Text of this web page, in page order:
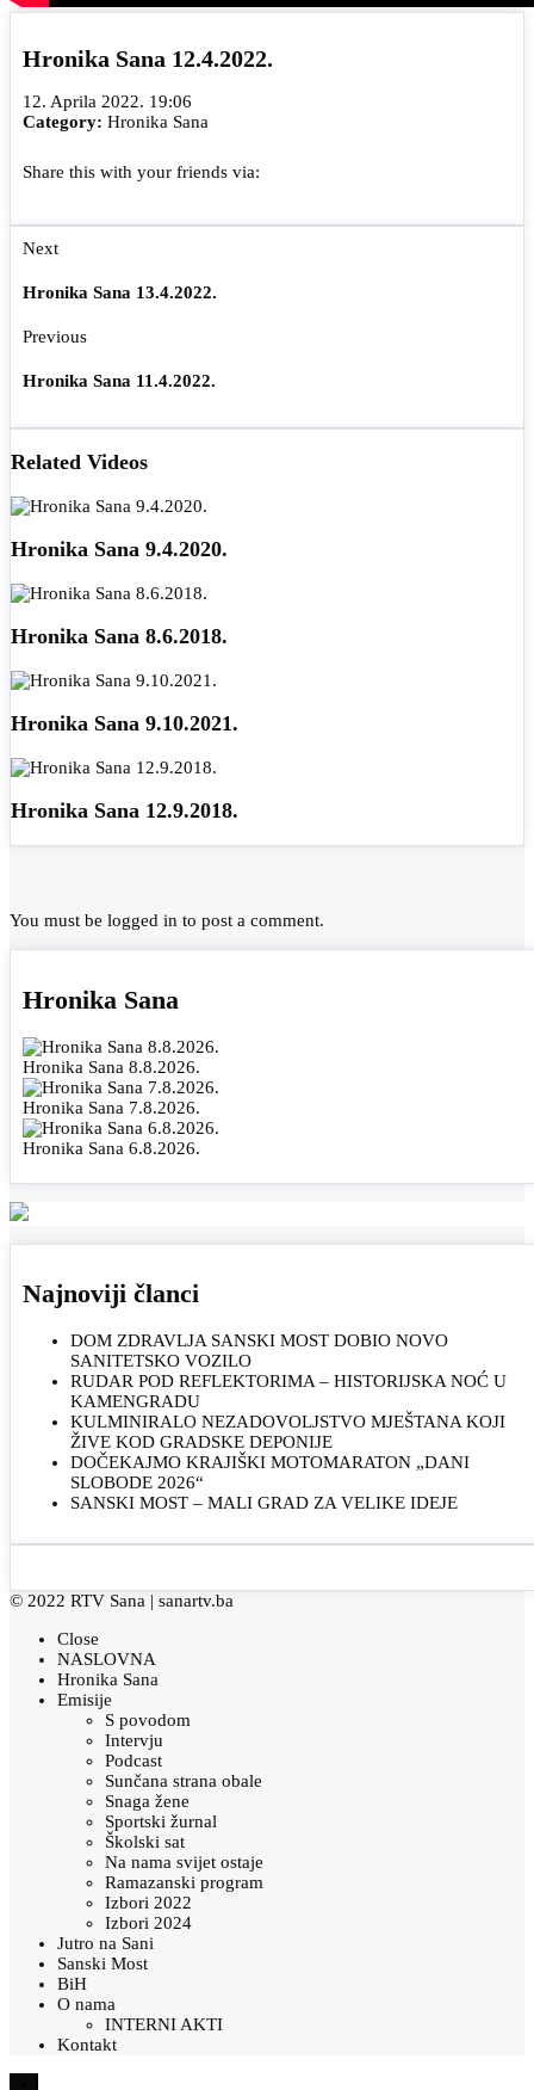
Hronika Sana 12.4.2022.
12. Aprila 2022. 19:06
Category: Hronika Sana
Share this with your friends via:
Next
Hronika Sana 13.4.2022.
Previous
Hronika Sana 11.4.2022.
Related Videos
Hronika Sana 9.4.2020.
Hronika Sana 8.6.2018.
Hronika Sana 9.10.2021.
Hronika Sana 12.9.2018.
You must be logged in to post a comment.
Hronika Sana
Hronika Sana 8.8.2026.
Hronika Sana 7.8.2026.
Hronika Sana 6.8.2026.
Najnoviji članci
DOM ZDRAVLJA SANSKI MOST DOBIO NOVO
SANITETSKO VOZILO
RUDAR POD REFLEKTORIMA – HISTORIJSKA NOĆ U
KAMENGRADU
KULMINIRALO NEZADOVOLJSTVO MJEŠTANA KOJI
ŽIVE KOD GRADSKE DEPONIJE
DOČEKAJMO KRAJIŠKI MOTOMARATON „DANI
SLOBODE 2026“
SANSKI MOST – MALI GRAD ZA VELIKE IDEJE
© 2022 RTV Sana | sanartv.ba
Close
NASLOVNA
Hronika Sana
Emisije
S povodom
Intervju
Podcast
Sunčana strana obale
Snaga žene
Sportski žurnal
Školski sat
Na nama svijet ostaje
Ramazanski program
Izbori 2022
Izbori 2024
Jutro na Sani
Sanski Most
BiH
O nama
INTERNI AKTI
Kontakt